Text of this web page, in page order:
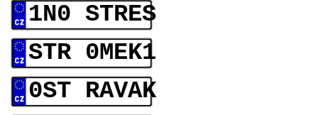
1N0 STRES
STR 0MEK1
0ST RAVAK